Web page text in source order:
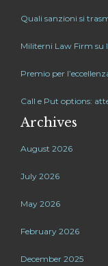
Quali sanzioni si
Militerni Law Firm su
Premio per
Call e Put options:
Archives
August 2026
July 2026
May 2026
February 2026
December 2025